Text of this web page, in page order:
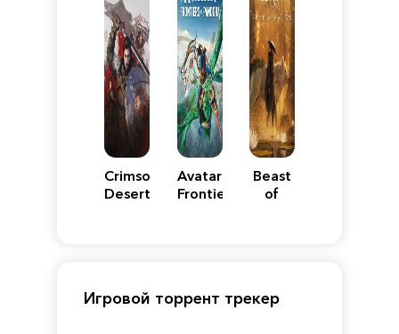
Crimson
Desert
Avatar:
Frontiers
Beast
of
Игровой торрент трекер